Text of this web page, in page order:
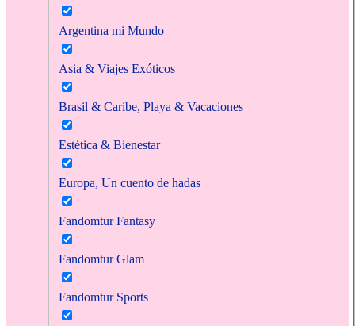
Argentina mi Mundo
Asia & Viajes Exóticos
Brasil & Caribe, Playa & Vacaciones
Estética & Bienestar
Europa, Un cuento de hadas
Fandomtur Fantasy
Fandomtur Glam
Fandomtur Sports